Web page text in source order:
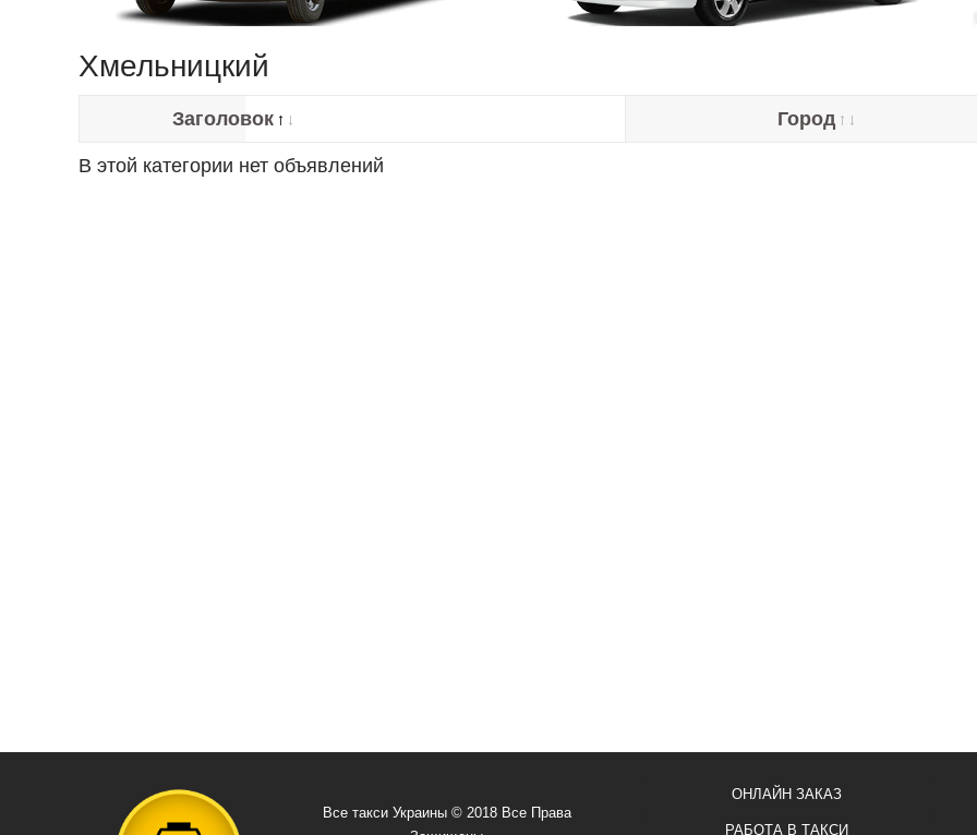
Хмельницкий
Заголовок Город
В этой категории нет объявлений
Все такси Украины © 2018 Все Права
ОНЛАЙН ЗАКАЗ
РАБОТА В ТАКСИ